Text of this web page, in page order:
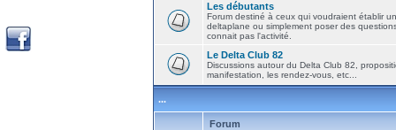
Les débutants
Forum destiné à ceux qui voudraient établir
deltaplane ou simplement poser des
connait pas l'activité.
Le Delta Club 82
Discussions autour du Delta Club 82,
manifestation, les rendez-vous, etc...
...
Forum